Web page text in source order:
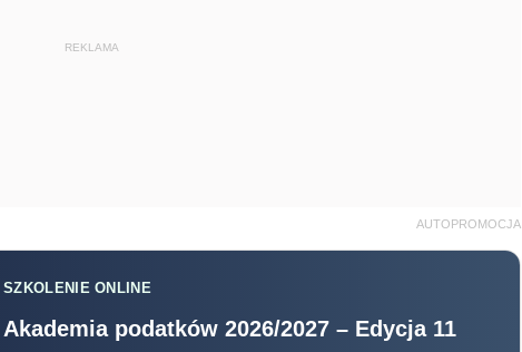
REKLAMA
AUTOPROMOCJA
SZKOLENIE ONLINE
Akademia podatków 2026/2027 – Edycja 11